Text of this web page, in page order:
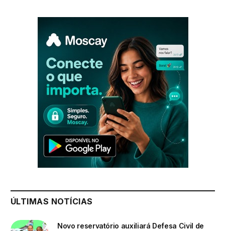
ÚLTIMAS NOTÍCIAS
Novo reservatório auxiliará Defesa Civil de